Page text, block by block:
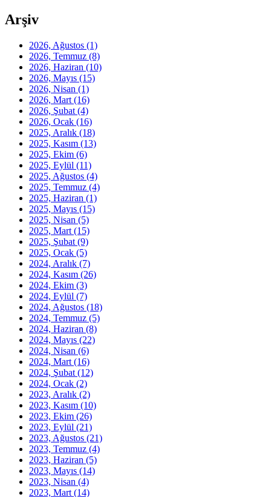
Arşiv
2026, Ağustos (1)
2026, Temmuz (8)
2026, Haziran (10)
2026, Mayıs (15)
2026, Nisan (1)
2026, Mart (16)
2026, Şubat (4)
2026, Ocak (16)
2025, Aralık (18)
2025, Kasım (13)
2025, Ekim (6)
2025, Eylül (11)
2025, Ağustos (4)
2025, Temmuz (4)
2025, Haziran (1)
2025, Mayıs (15)
2025, Nisan (5)
2025, Mart (15)
2025, Şubat (9)
2025, Ocak (5)
2024, Aralık (7)
2024, Kasım (26)
2024, Ekim (3)
2024, Eylül (7)
2024, Ağustos (18)
2024, Temmuz (5)
2024, Haziran (8)
2024, Mayıs (22)
2024, Nisan (6)
2024, Mart (16)
2024, Şubat (12)
2024, Ocak (2)
2023, Aralık (2)
2023, Kasım (10)
2023, Ekim (26)
2023, Eylül (21)
2023, Ağustos (21)
2023, Temmuz (4)
2023, Haziran (5)
2023, Mayıs (14)
2023, Nisan (4)
2023, Mart (14)